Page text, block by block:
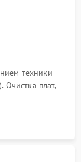
техники
Очистка плат,
замыканий.